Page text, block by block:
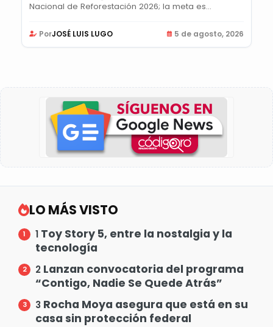
Nacional de Reforestación 2026; la meta es...
PorJOSÉ LUIS LUGO 5 de agosto, 2026
LO MÁS VISTO
1 Toy Story 5, entre la nostalgia y la
tecnología
2 Lanzan convocatoria del programa
“Contigo, Nadie Se Quede Atrás”
3 Rocha Moya asegura que está en su
casa sin protección federal